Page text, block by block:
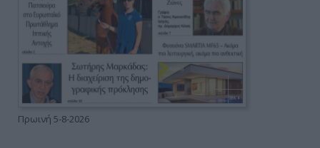
Πρωινή 5-8-2026